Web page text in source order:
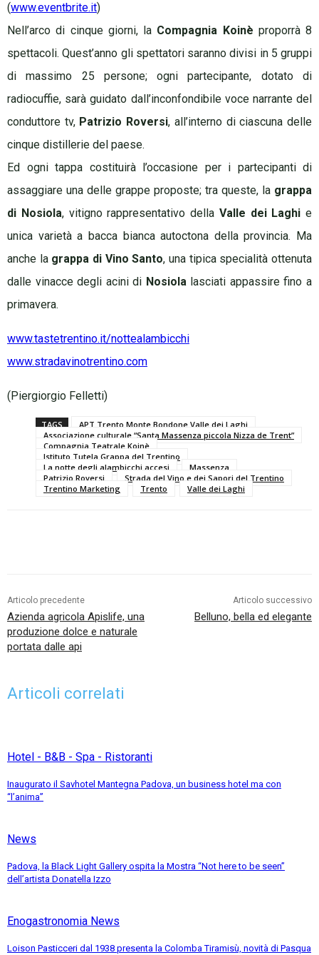
(www.eventbrite.it)
Nell’arco di cinque giorni, la Compagnia Koinè proporrà 8
spettacoli. Quest’anno gli spettatori saranno divisi in 5 gruppi
di massimo 25 persone; ogni partecipante, dotato di
radiocuffie, sarà guidato dall’inconfondibile voce narrante del
conduttore tv, Patrizio Roversi, all’interno di ciascuna delle
cinque distillerie del paese.
Ed ogni tappa costituirà l’occasione per i partecipanti di
assaggiare una delle grappe proposte; tra queste, la grappa
di Nosiola, vitigno rappresentativo della Valle dei Laghi e
unica varietà a bacca bianca autoctona della provincia. Ma
anche la grappa di Vino Santo, una tipica specialità ottenuta
dalle vinacce degli acini di Nosiolalasciati appassire fino a
primavera.
www.tastetrentino.it/nottealambicchi
www.stradavinotrentino.com
(Piergiorgio Felletti)
TAGS
APT Trento Monte Bondone Valle dei Laghi
Associazione culturale “Santa Massenza piccola Nizza de Trent”
Compagnia Teatrale Koinè
Istituto Tutela Grappa del Trentino
La notte degli alambicchi accesi
Massenza
Patrizio Roversi
Strada del Vino e dei Sapori del Trentino
Trentino Marketing
Trento Valle dei Laghi
Articolo precedente
Azienda agricola Apislife, una
produzione dolce e naturale
portata dalle api
Articolo successivo
Belluno, bella ed elegante
Articoli correlati
Hotel - B&B - Spa - Ristoranti
Inaugurato il Savhotel Mantegna Padova, un business hotel ma con
“l’anima”
News
Padova, la Black Light Gallery ospita la Mostra “Not here to be seen”
dell’artista Donatella Izzo
Enogastronomia News
Loison Pasticceri dal 1938 presenta la Colomba Tiramisù, novità di Pasqua